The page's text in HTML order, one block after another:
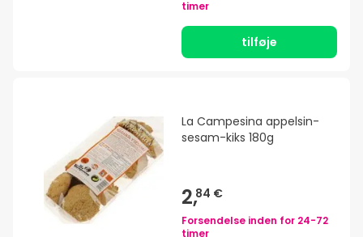
timer
tilføje
La Campesina appelsin-
sesam-kiks 180g
2,84 €
Forsendelse inden for 24-72
timer